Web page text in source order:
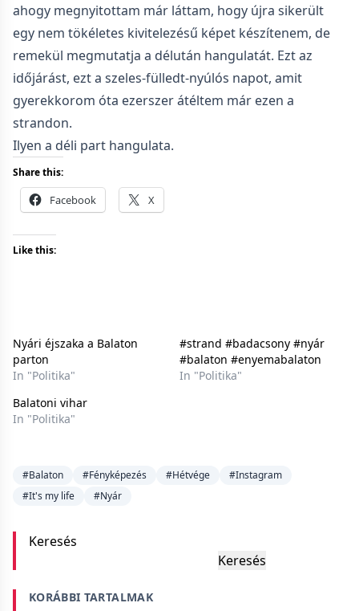
ahogy megnyitottam már láttam, hogy újra sikerült
egy nem tökéletes kivitelezésű képet készítenem, de
remekül megmutatja a délután hangulatát. Ezt az
időjárást, ezt a szeles-fülledt-nyúlós napot, amit
gyerekkorom óta ezerszer átéltem már ezen a
strandon.
Ilyen a déli part hangulata.
Share this:
Facebook X
Like this:
Nyári éjszaka a Balaton
parton
In "Politika"
#strand #badacsony #nyár
#balaton #enyemabalaton
In "Politika"
Balatoni vihar
In "Politika"
#Balaton #Fényképezés #Hétvége
#Instagram
#It's my life
#Nyár
Keresés
Keresés
KORÁBBI TARTALMAK